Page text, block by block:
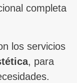
completa
los servicios
, para